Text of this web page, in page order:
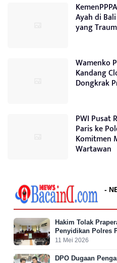
Ayah di
yang
Wamenko
Kandang
Dongkrak
PWI Pusat
Paris ke
Komitmen
Wartawan
-
Hakim Tolak
Penyidikan Polres
11 Mei 2026
DPO Dugaan